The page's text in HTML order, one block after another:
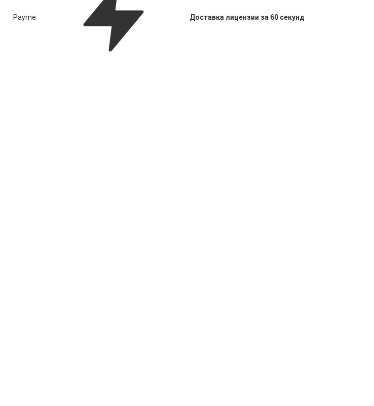
Payme Доставка лицензии за 60 секунд